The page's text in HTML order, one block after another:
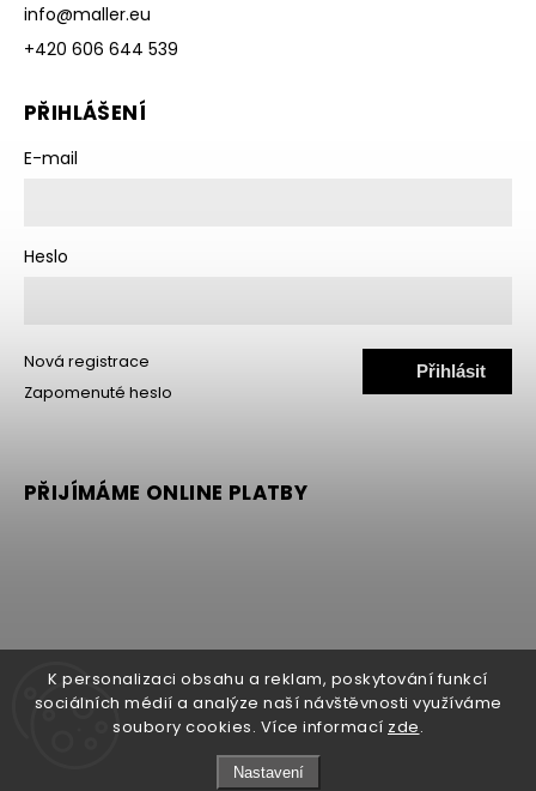
K personalizaci obsahu a reklam, poskytování funkcí
sociálních médií a analýze naší návštěvnosti využíváme
soubory cookies. Více informací zde.
Nastavení
info@maller.eu
+420 606 644 539
PŘIHLÁŠENÍ
E-mail
Heslo
Přihlásit
Nová registrace
Zapomenuté heslo
PŘIJÍMÁME ONLINE PLATBY
MALLER. Všechna práva vyhrazena.